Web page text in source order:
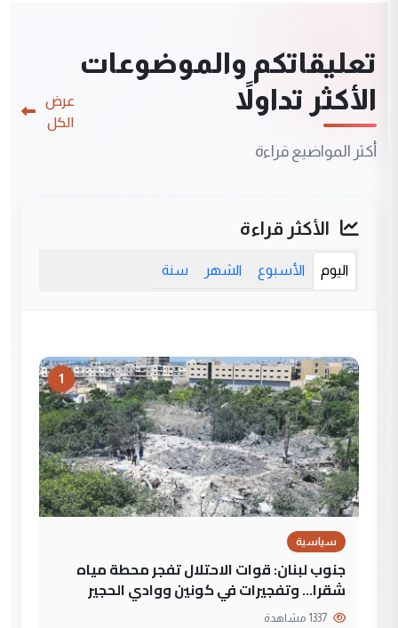
تعليقاتكم والموضوعات
الأكثر تداولاً
أكثر المواضيع قراءة
عرض
الكل
الأكثر قراءة
اليوم الأسبوع الشهر سنة
1
سياسية
جنوب لبنان: قوات الاحتلال تفجر محطة مياه
شقرا… وتفجيرات في كونين ووادي الحجير